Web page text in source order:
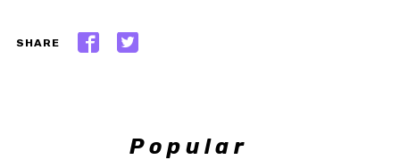
SHARE
Popular